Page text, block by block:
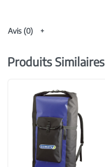
Avis (0)
Produits Similaires